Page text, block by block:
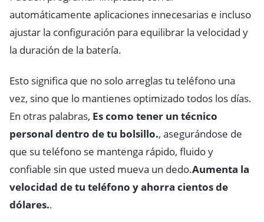
automáticamente aplicaciones innecesarias e incluso
ajustar la configuración para equilibrar la velocidad y
la duración de la batería.
Esto significa que no solo arreglas tu teléfono una
vez, sino que lo mantienes optimizado todos los días.
En otras palabras, Es como tener un técnico
personal dentro de tu bolsillo., asegurándose de
que su teléfono se mantenga rápido, fluido y
confiable sin que usted mueva un dedo.Aumenta la
velocidad de tu teléfono y ahorra cientos de
dólares..